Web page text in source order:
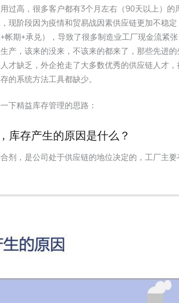
过高，很多客户都有3个月左右（90天以上）的
现阶段因为疫情和贸易战因素供应链更加不稳
+帐期+承兑），导致了很多制造业工厂现金流紧
产，该来的没来，不该来的都来了，那些先进
才缺乏，外企抢走了大多数优秀的供应链人才
的系统方法工具都缺少。
下精益库存管理的思路：
库存产生的原因是什么？
剂，是公司处于供应链的地位决定的，工厂主